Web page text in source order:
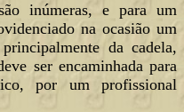
inúmeras, e para um
na ocasião um
da cadela,
ser encaminhada para
por um profissional